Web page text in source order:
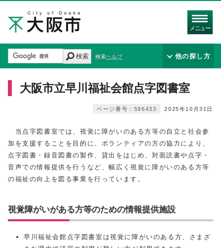
メニュー
検索 検索ヘルプ 他の探し方
大阪市立早川福祉会館点字図書室
2025年10月31日
ページ番号：596433
当点字図書室では、視覚に障がいのある方等の自立と社会参
加を支援することを目的に、ボランティアの方の協力により、
点字図書・録音図書の製作、貸出をはじめ、対面読書や点字・
音声での情報提供を行うなど、幅広く視覚に障がいのある方等
の福祉の向上を図る事業を行っています。
視覚障がいがある方等のための情報提供施設
早川福祉会館点字図書室は視覚に障がいのある方、さまざ